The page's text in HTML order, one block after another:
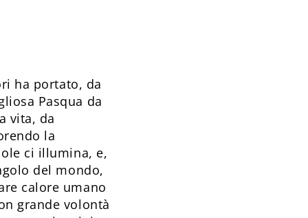
ha portato, da
Pasqua da
vita, da
la
ci illumina, e,
del mondo,
calore umano
grande volontà